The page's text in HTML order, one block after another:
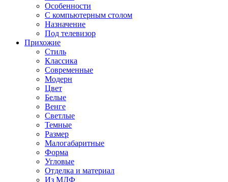
Особенности
С компьютерным столом
Назначение
Под телевизор
Прихожие
Стиль
Классика
Современные
Модерн
Цвет
Белые
Венге
Светлые
Темные
Размер
Малогабаритные
Форма
Угловые
Отделка и материал
Из МДФ